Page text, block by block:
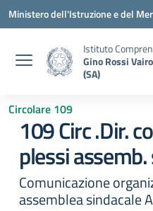
Vai ai contenuti
Vai al menu di navigazione
Vai al footer
Ministero dell'Istruzione e del
Istituto
Gino Rossi
(SA)
Circolare 109
109 Circ .Dir.
plessi
Comunicazione
assemblea sindacale